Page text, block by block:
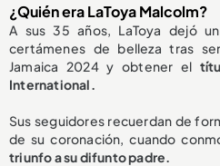
¿Quién era LaToya Malcolm?
A sus 35 años, LaToya dejó
certámenes de belleza tras
Jamaica 2024 y obtener el
International.
Sus seguidores recuerdan de
de su coronación, cuando
triunfo a su difunto padre.